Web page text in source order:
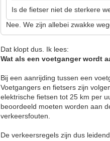
Is de fietser niet de sterkere
Nee. We zijn allebei zwakke
Dat klopt dus. Ik lees:
Wat als een voetganger wordt
Bij een aanrijding tussen een
Voetgangers en fietsers zijn
elektrische fietsen tot 25 km per
beoordeeld moeten worden aan
verkeersfouten.
De verkeersregels zijn dus leidend.